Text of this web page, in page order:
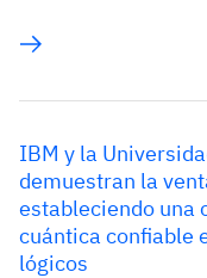
IBM y la
demuestran la
estableciendo una
cuántica confiable
lógicos